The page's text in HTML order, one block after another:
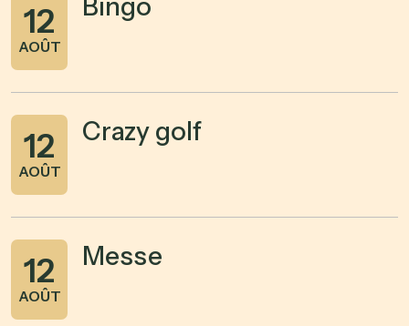
12
AOÛT
Bingo
12
AOÛT
Crazy golf
12
AOÛT
Messe